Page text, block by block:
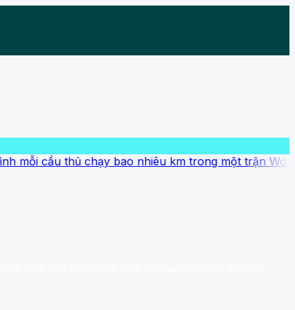
thủ chạy bao nhiêu km trong một trận World Cup?